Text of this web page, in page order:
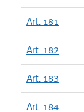
Art. 181
Art. 182
Art. 183
Art. 184